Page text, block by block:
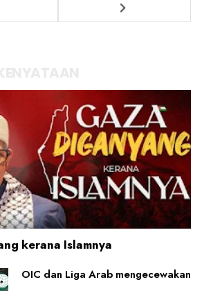
kerana Islamnya
OIC dan Liga Arab mengecewakan